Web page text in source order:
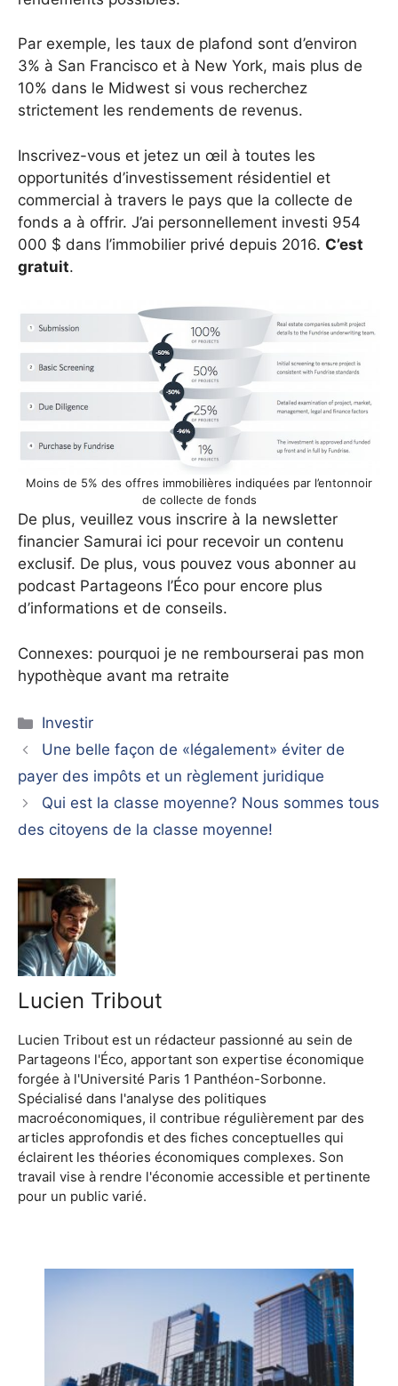
Par exemple, les taux de plafond sont d’environ
3% à San Francisco et à New York, mais plus de
10% dans le Midwest si vous recherchez
strictement les rendements de revenus.
Inscrivez-vous et jetez un œil à toutes les
opportunités d’investissement résidentiel et
commercial à travers le pays que la collecte de
fonds a à offrir. J’ai personnellement investi 954
000 $ dans l’immobilier privé depuis 2016. C’est
gratuit.
Moins de 5% des offres immobilières indiquées par l’entonnoir
de collecte de fonds
De plus, veuillez vous inscrire à la newsletter
financier Samurai ici pour recevoir un contenu
exclusif. De plus, vous pouvez vous abonner au
podcast Partageons l’Éco pour encore plus
d’informations et de conseils.
Connexes: pourquoi je ne rembourserai pas mon
hypothèque avant ma retraite
Catégories
Investir
Une belle façon de «légalement» éviter de
payer des impôts et un règlement juridique
Qui est la classe moyenne? Nous sommes tous
des citoyens de la classe moyenne!
Lucien Tribout
Lucien Tribout est un rédacteur passionné au sein de
Partageons l'Éco, apportant son expertise économique
forgée à l'Université Paris 1 Panthéon-Sorbonne.
Spécialisé dans l'analyse des politiques
macroéconomiques, il contribue régulièrement par des
articles approfondis et des fiches conceptuelles qui
éclairent les théories économiques complexes. Son
travail vise à rendre l'économie accessible et pertinente
pour un public varié.